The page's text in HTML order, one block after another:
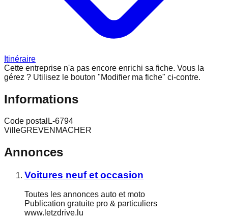
Itinéraire
Cette entreprise n'a pas encore enrichi sa fiche. Vous la
gérez ? Utilisez le bouton "Modifier ma fiche" ci-contre.
Informations
Code postal L-6794
VilleGREVENMACHER
Annonces
Voitures neuf et occasion
Toutes les annonces auto et moto
Publication gratuite pro & particuliers
www.letzdrive.lu